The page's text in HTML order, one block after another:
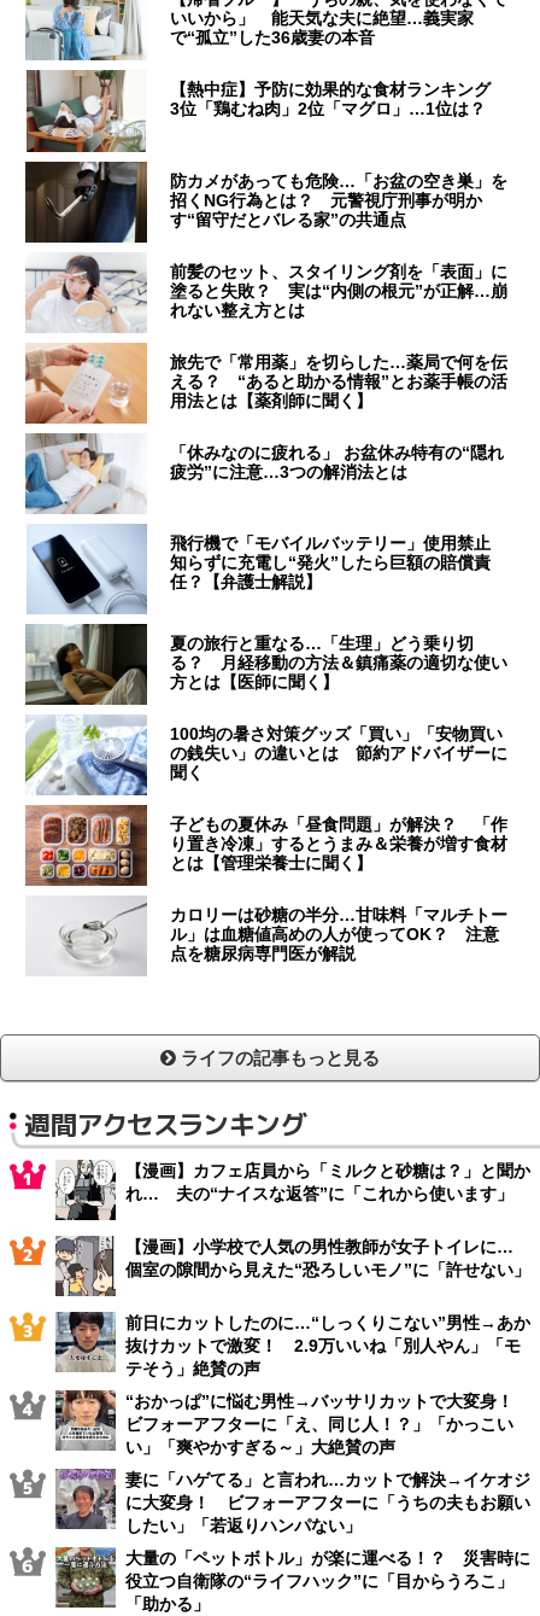
いいから」 能天気な夫に絶望…義実家
で“孤立”した36歳妻の本音
【熱中症】予防に効果的な食材ランキング
3位「鶏むね肉」2位「マグロ」…1位は？
防カメがあっても危険…「お盆の空き巣」を
招くNG行為とは？ 元警視庁刑事が明か
す“留守だとバレる家”の共通点
前髪のセット、スタイリング剤を「表面」に
塗ると失敗？ 実は“内側の根元”が正解…崩
れない整え方とは
旅先で「常用薬」を切らした…薬局で何を伝
える？ “あると助かる情報”とお薬手帳の活
用法とは【薬剤師に聞く】
「休みなのに疲れる」 お盆休み特有の“隠れ
疲労”に注意…3つの解消法とは
飛行機で「モバイルバッテリー」使用禁止
知らずに充電し“発火”したら巨額の賠償責
任？【弁護士解説】
夏の旅行と重なる…「生理」どう乗り切
る？ 月経移動の方法＆鎮痛薬の適切な使い
方とは【医師に聞く】
100均の暑さ対策グッズ「買い」「安物買い
の銭失い」の違いとは 節約アドバイザーに
聞く
子どもの夏休み「昼食問題」が解決？ 「作
り置き冷凍」するとうまみ＆栄養が増す食材
とは【管理栄養士に聞く】
カロリーは砂糖の半分…甘味料「マルチトー
ル」は血糖値高めの人が使ってOK？ 注意
点を糖尿病専門医が解説
ライフの記事もっと見る
週間アクセスランキング
【漫画】カフェ店員から「ミルクと砂糖は？」と聞か
れ… 夫の“ナイスな返答”に「これから使います」
【漫画】小学校で人気の男性教師が女子トイレに…
個室の隙間から見えた“恐ろしいモノ”に「許せない」
前日にカットしたのに…“しっくりこない”男性→あか
抜けカットで激変！ 2.9万いいね「別人やん」「モ
テそう」絶賛の声
“おかっぱ”に悩む男性→バッサリカットで大変身！
ビフォーアフターに「え、同じ人！？」「かっこい
い」「爽やかすぎる～」大絶賛の声
妻に「ハゲてる」と言われ…カットで解決→イケオジ
に大変身！ ビフォーアフターに「うちの夫もお願い
したい」「若返りハンパない」
大量の「ペットボトル」が楽に運べる！？ 災害時に
役立つ自衛隊の“ライフハック”に「目からうろこ」
「助かる」